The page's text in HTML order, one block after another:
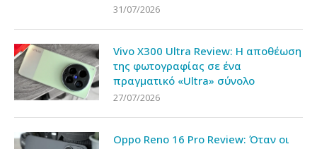
31/07/2026
Vivo X300 Ultra Review: Η αποθέωση
της φωτογραφίας σε ένα
πραγματικό «Ultra» σύνολο
27/07/2026
Oppo Reno 16 Pro Review: Όταν οι